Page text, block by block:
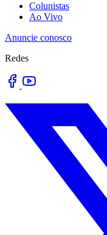
Colunistas
Ao Vivo
Anuncie conosco
Redes